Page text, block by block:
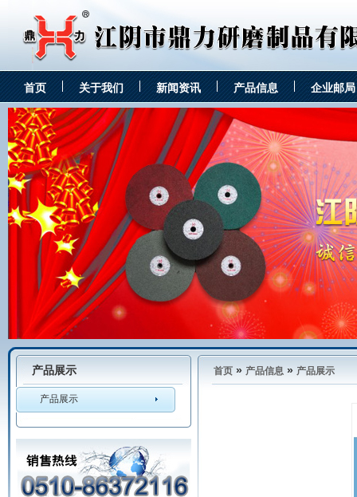
首页 关于我们 新闻资讯 产品信息 企业邮局
产品展示
产品展示
首页 » 产品信息 » 产品展示